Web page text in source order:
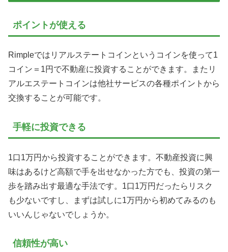
ポイントが使える
Rimpleではリアルステートコインというコインを使って1
コイン＝1円で不動産に投資することができます。またリ
アルエステートコインは他社サービスの各種ポイントから
交換することが可能です。
手軽に投資できる
1口1万円から投資することができます。不動産投資に興
味はあるけど高額で手を出せなかった方でも、投資の第一
歩を踏み出す最適な手法です。1口1万円だったらリスク
も少ないですし、まずは試しに1万円から初めてみるのも
いいんじゃないでしょうか。
信頼性が高い